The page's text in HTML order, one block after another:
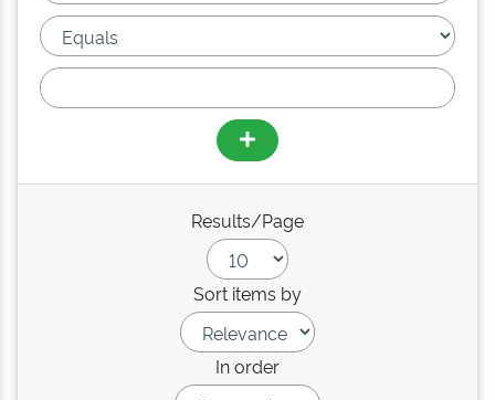
Results/Page
Sort items by
In order